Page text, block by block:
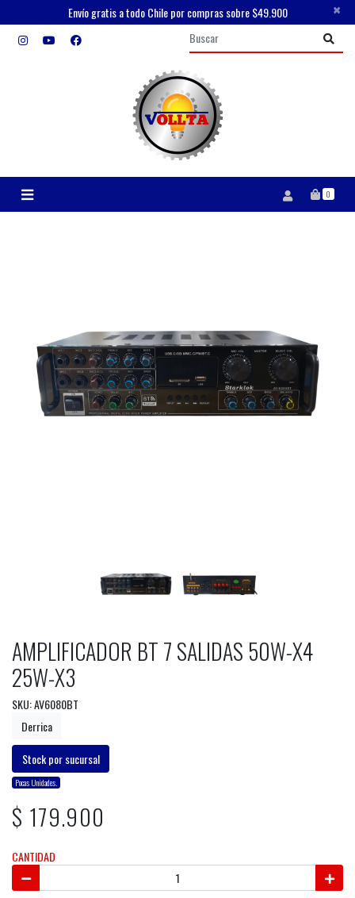
Envío gratis a todo Chile por compras sobre $49.900 ×
0
AMPLIFICADOR BT 7 SALIDAS 50W-X4
25W-X3
SKU: AV6080BT
Derrica
Stock por sucursal
Pocas Unidades.
$ 179.900
CANTIDAD